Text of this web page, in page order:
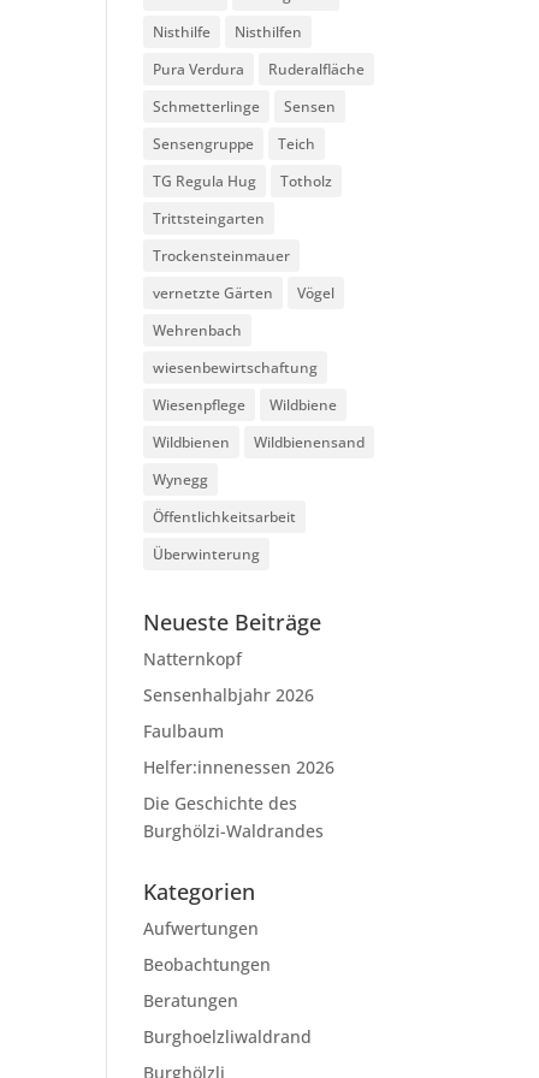
Nisthilfe
Nisthilfen
Pura Verdura
Ruderalfläche
Schmetterlinge
Sensen
Sensengruppe
Teich
TG Regula Hug
Totholz
Trittsteingarten
Trockensteinmauer
vernetzte Gärten
Vögel
Wehrenbach
wiesenbewirtschaftung
Wiesenpflege
Wildbiene
Wildbienen
Wildbienensand
Wynegg
Öffentlichkeitsarbeit
Überwinterung
Neueste Beiträge
Natternkopf
Sensenhalbjahr 2026
Faulbaum
Helfer:innenessen 2026
Die Geschichte des
Burghölzi-Waldrandes
Kategorien
Aufwertungen
Beobachtungen
Beratungen
Burghoelzliwaldrand
Burghölzli